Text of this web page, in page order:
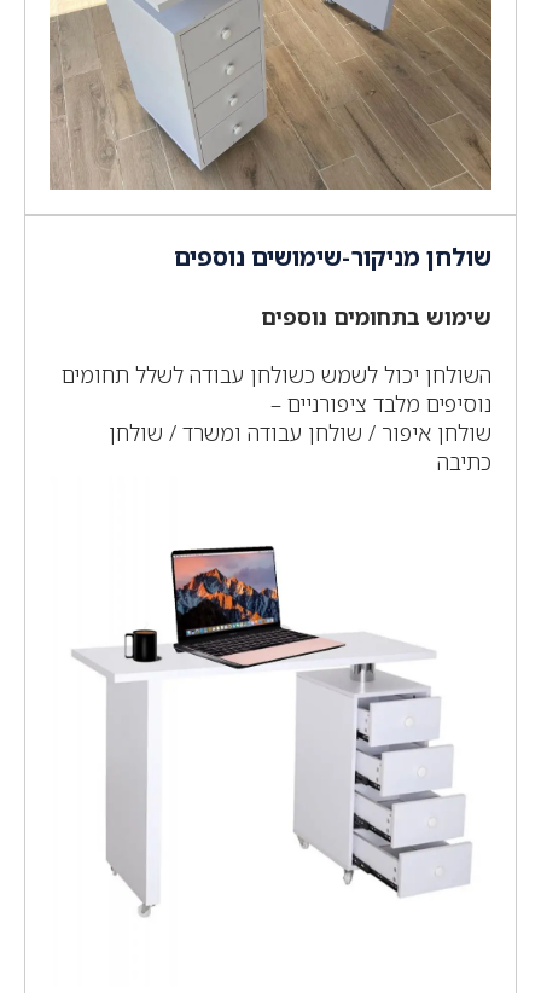
שולחן מניקור-שימושים נוספים
שימוש בתחומים נוספים
השולחן יכול לשמש כשולחן עבודה לשלל תחומים
נוסיפים מלבד ציפורניים –
שולחן איפור / שולחן עבודה ומשרד / שולחן
כתיבה